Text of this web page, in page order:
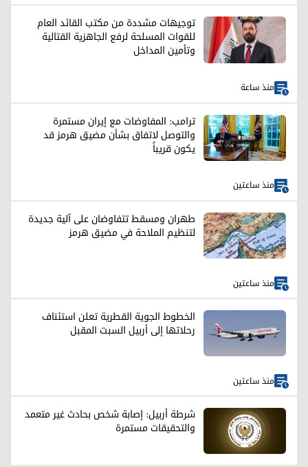
توجيهات مشددة من مكتب القائد العام
للقوات المسلحة لرفع الجاهزية القتالية
وتأمين المداخل
منذ ساعة
ترامب: المفاوضات مع إيران مستمرة
والتوصل لاتفاق بشأن مضيق هرمز قد
يكون قريباً
منذ ساعتين
طهران ومسقط تتفاوضان على آلية جديدة
لتنظيم الملاحة في مضيق هرمز
منذ ساعتين
الخطوط الجوية القطرية تعلن استئناف
رحلاتها إلى أربيل السبت المقبل
منذ ساعتين
شرطة أربيل: إصابة شخص بحادث غير متعمد
والتحقيقات مستمرة